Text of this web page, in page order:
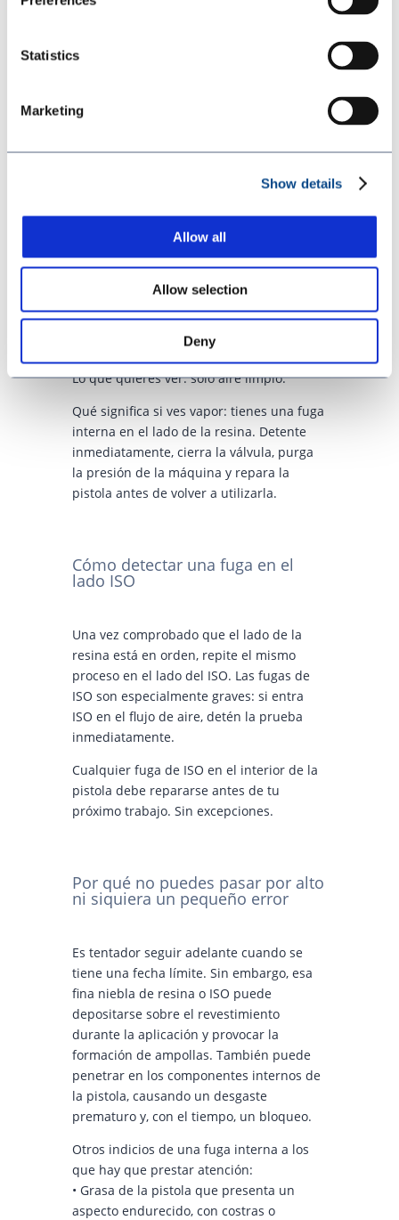
Statistics
Marketing
Show details
Allow all
Allow selection
Deny
1. Aumenta la presión de tu máquina.
a continuación, abre poco a poco la
3. Fíjate en si sale una neblina de aire y
juntas laterales las que dan *problemas.)
*Problemas que pueden surgir con las
-Junta tórica defectuosa o de tamaño
asiento de la junta tórica
-Cámara mixta rayada
Lo que quieres ver: solo aire limpio.
Qué significa si ves vapor: tienes una fuga
interna en el lado de la resina. Detente
inmediatamente, cierra la válvula, purga
la presión de la máquina y repara la
pistola antes de volver a utilizarla.
Cómo detectar una fuga en el
lado ISO
Una vez comprobado que el lado de la
resina está en orden, repite el mismo
proceso en el lado del ISO. Las fugas de
ISO son especialmente graves: si entra
ISO en el flujo de aire, detén la prueba
inmediatamente.
Cualquier fuga de ISO en el interior de la
pistola debe repararse antes de tu
próximo trabajo. Sin excepciones.
Por qué no puedes pasar por alto
ni siquiera un pequeño error
Es tentador seguir adelante cuando se
tiene una fecha límite. Sin embargo, esa
fina niebla de resina o ISO puede
depositarse sobre el revestimiento
durante la aplicación y provocar la
formación de ampollas. También puede
penetrar en los componentes internos de
la pistola, causando un desgaste
prematuro y, con el tiempo, un bloqueo.
Otros indicios de una fuga interna a los
que hay que prestar atención:
• Grasa de la pistola que presenta un
aspecto endurecido, con costras o